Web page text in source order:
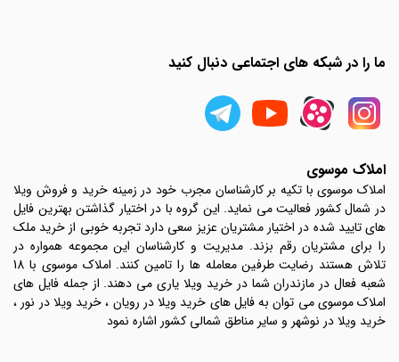
ما را در شبکه های اجتماعی دنبال کنید
املاک موسوی
املاک موسوی با تکیه بر کارشناسان مجرب خود در زمینه خرید و فروش ویلا
در شمال کشور فعالیت می نماید. این گروه با در اختیار گذاشتن بهترین فایل
های تایید شده در اختیار مشتریان عزیز سعی دارد تجربه خوبی از خرید ملک
را برای مشتریان رقم بزند. مدیریت و کارشناسان این مجموعه همواره در
تلاش هستند رضایت طرفین معامله ها را تامین کنند. املاک موسوی با 18
شعبه فعال در مازندران شما در خرید ویلا یاری می دهند. از جمله فایل های
املاک موسوی می توان به فایل های خرید ویلا در رویان ، خرید ویلا در نور ،
خرید ویلا در نوشهر و سایر مناطق شمالی کشور اشاره نمود